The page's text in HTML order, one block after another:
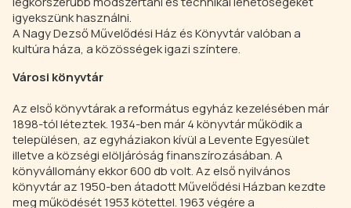
igyekszünk használni.
A Nagy Dezső Művelődési Ház és Könyvtár valóban a
kultúra háza, a közösségek igazi színtere.
Városi könyvtár
Az első könyvtárak a református egyház kezelésében már
1898-tól léteztek. 1934-ben már 4 könyvtár működik a
településen, az egyháziakon kívül a Levente Egyesület
illetve a községi elöljáróság finanszírozásában. A
könyvállomány ekkor 600 db volt. Az első nyilvános
könyvtár az 1950-ben átadott Művelődési Házban kezdte
meg működését 1953 kötettel. 1963 végére a